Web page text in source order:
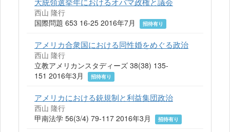
西山 隆行
国際問題 653 16-25 2016年7月
招待有り
アメリカ合衆国における同性婚をめぐる政治
西山 隆行
立教アメリカンスタディーズ 38(38) 135-
151 2016年3月
招待有り
アメリカにおける銃規制と利益集団政治
西山 隆行
甲南法学 56(3/4) 79-117 2016年3月
招待有り